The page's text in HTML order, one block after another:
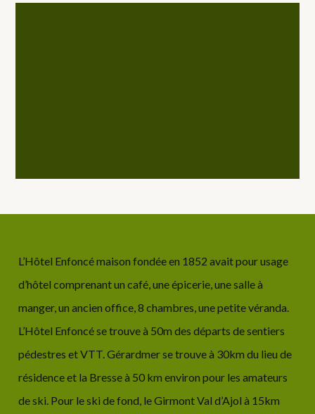
L’Hôtel Enfoncé maison fondée en 1852 avait pour usage
d’hôtel comprenant un café, une épicerie, une salle à
manger, un ancien office, 8 chambres, une petite véranda.
L’Hôtel Enfoncé se trouve à 50m des départs de sentiers
pédestres et VTT. Gérardmer se trouve à 30km du lieu de
résidence et la Bresse à 50 km environ pour les amateurs
de ski. Pour le ski de fond, le Girmont Val d’Ajol à 15km